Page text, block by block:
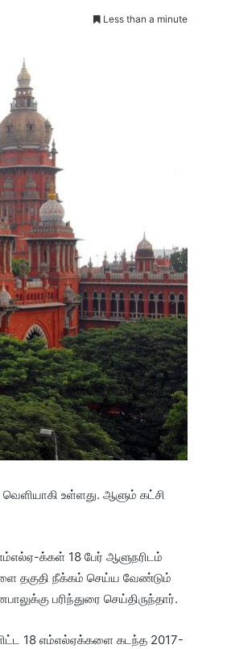
Less than a minute
உள்ளது. ஆளும் கட்சி
க்கள் 18 பேர் ஆளுநரிடம்
தகுதி நீக்கம் செய்ய வேண்டும்
பரிந்துரை செய்திருந்தார்.
18 எம்எல்ஏக்களை கடந்த 2017-